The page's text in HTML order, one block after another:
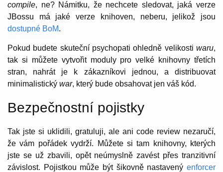
compile, ne? Námitku, že nechcete sledovat, jaká verze
JBossu má jaké verze knihoven, neberu, jelikož jsou
dostupné BoM.
Pokud budete skuteční psychopati ohledně velikosti waru,
tak si můžete vytvořit moduly pro velké knihovny třetích
stran, nahrát je k zákazníkovi jednou, a distribuovat
minimalistický war, který bude obsahovat jen váš kód.
Bezpečnostní pojistky
Tak jste si uklidili, gratuluji, ale ani code review nezaručí,
že vám pořádek vydrží. Můžete si tam knihovny, kterých
jste se už zbavili, opět neúmyslně zavést přes tranzitivní
závislost. Pojistkou může být šikovně nastavený enforcer